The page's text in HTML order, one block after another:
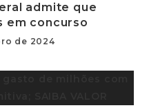
admite que
em concurso
de 2024